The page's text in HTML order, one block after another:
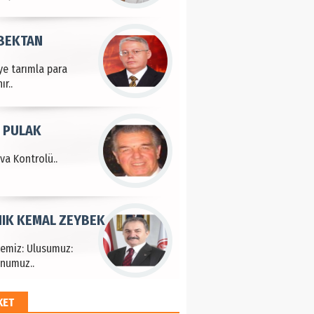
tarımla para
Kontrolü..
PULAK
Ulusumuz:
KEMAL ZEYBEK
HAYRİ PEKER